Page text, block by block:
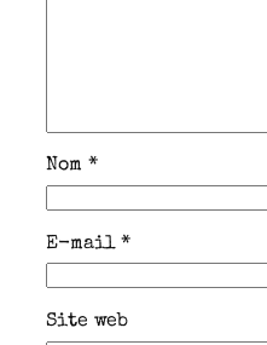
Nom *
E-mail*
Site web